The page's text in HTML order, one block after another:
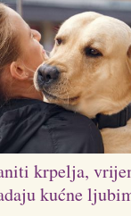
krpelja,
kućne